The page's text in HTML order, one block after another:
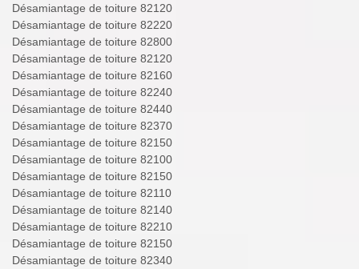
Désamiantage de toiture 82120
Désamiantage de toiture 82220
Désamiantage de toiture 82800
Désamiantage de toiture 82120
Désamiantage de toiture 82160
Désamiantage de toiture 82240
Désamiantage de toiture 82440
Désamiantage de toiture 82370
Désamiantage de toiture 82150
Désamiantage de toiture 82100
Désamiantage de toiture 82150
Désamiantage de toiture 82110
Désamiantage de toiture 82140
Désamiantage de toiture 82210
Désamiantage de toiture 82150
Désamiantage de toiture 82340